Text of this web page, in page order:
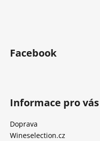
Facebook
Informace pro vás
Doprava
Wineselection.cz